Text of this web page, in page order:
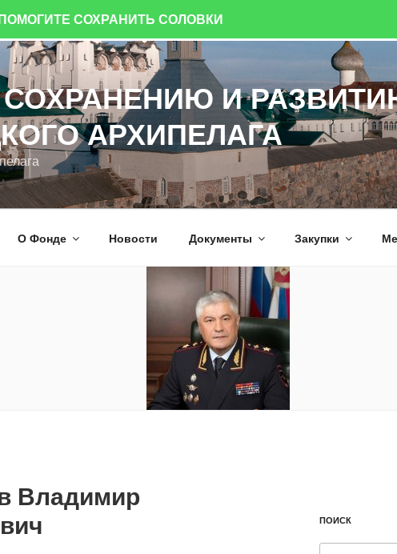
И
АРХИПЕЛАГА
О Фонде Новости Документы Закупки
Владимир
ПОИСК
СОХРАНИТЬ СОЛОВКИ